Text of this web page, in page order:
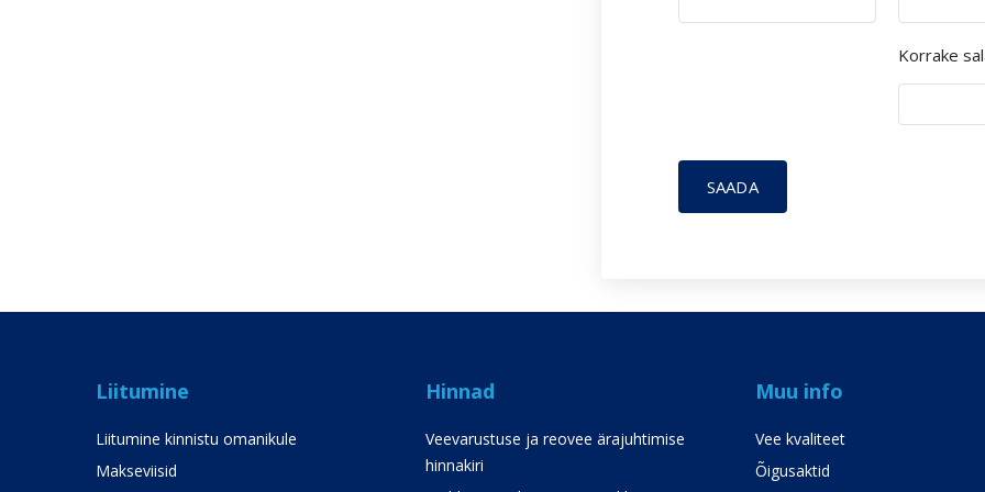
Korrake
SAADA
Liitumine
Liitumine kinnistu omanikule
Makseviisid
Hinnad
Veevarustuse ja reovee ärajuhtimise
hinnakiri
Muu info
Vee kvaliteet
Õigusaktid